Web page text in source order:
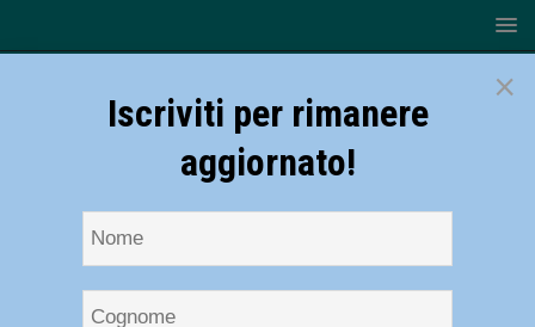
×
Iscriviti per rimanere
aggiornato!